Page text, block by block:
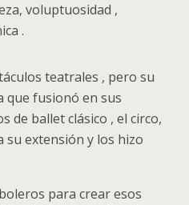
voluptuosidad ,
.
teatrales , pero su
que fusionó en sus
de ballet clásico , el circo,
extensión y los hizo
para crear esos